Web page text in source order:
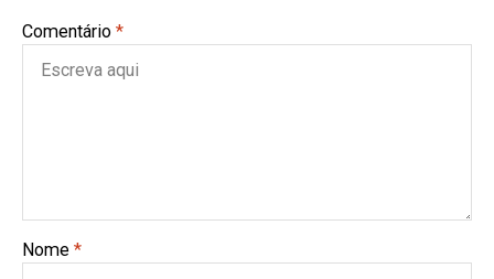
Comentário *
Nome *